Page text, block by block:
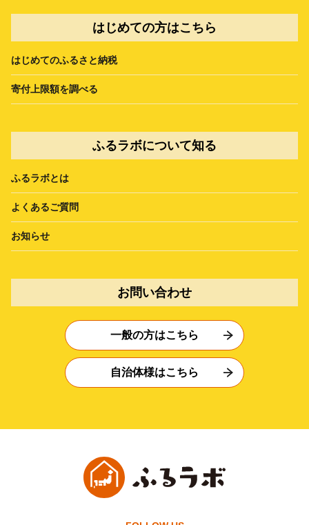
はじめての方はこちら
はじめてのふるさと納税
寄付上限額を調べる
ふるラボについて知る
ふるラボとは
よくあるご質問
お知らせ
お問い合わせ
一般の方はこちら
自治体様はこちら